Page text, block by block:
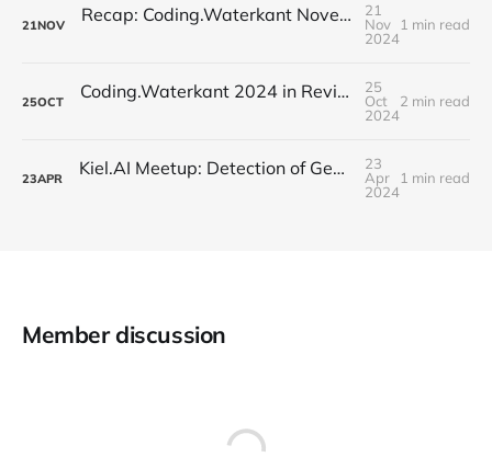
21NOV Recap: Coding.Waterkant November Meetup – AI Frontiers
21
Nov
2024
1 min read
25OCT Coding.Waterkant 2024 in Review: Schuhmann's AI Innovation Kickoff
25
Oct
2024
2 min read
23APR Kiel.AI Meetup: Detection of Generated Texts // Getting Actionable Insights for Market Research
23
Apr
2024
1 min read
Member discussion